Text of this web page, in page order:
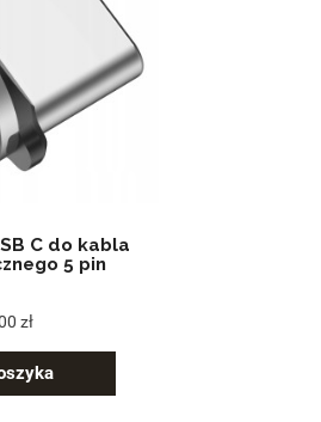
C do kabla
5 pin
zł